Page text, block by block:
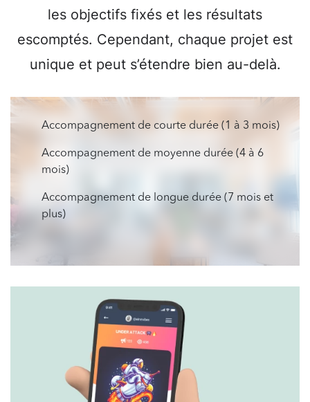
les objectifs fixés et les résultats
escomptés. Cependant, chaque projet est
unique et peut s’étendre bien au-delà.
Accompagnement de courte durée (1 à 3 mois)
Accompagnement de moyenne durée (4 à 6
mois)
Accompagnement de longue durée (7 mois et
plus)